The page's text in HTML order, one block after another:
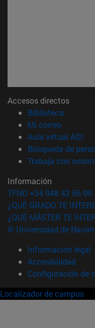
Accesos directos
Biblioteca
Mi correo(abre en
Aula virtual ADI
Búsqueda de
Trabaja con
Información
TFNO +34 948 42 56 00
¿QUÉ GRADO TE
¿QUÉ MÁSTER TE
© Universidad de
Información legal
Accesibilidad
Configuración de
Localizador de campus